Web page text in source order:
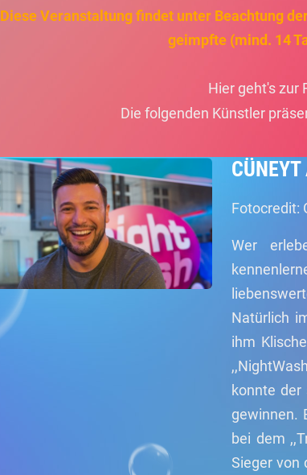
Diese Veranstaltung findet unter Beachtung
geimpfte (mind. 14
Hier geht's zur
Die folgenden Künstler
Fotocredit:
Wer
Natürlich
ihm
konnte
gewinnen.
bei dem
Sieger von